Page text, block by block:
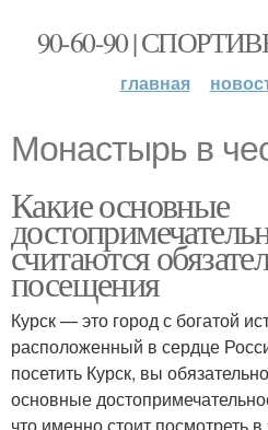
90-60-90 |
главная
Монастырь в
Какие основные
считаются
посещения
Курск — это город с богатой
расположенный в сердце
посетить Курск, вы
основные